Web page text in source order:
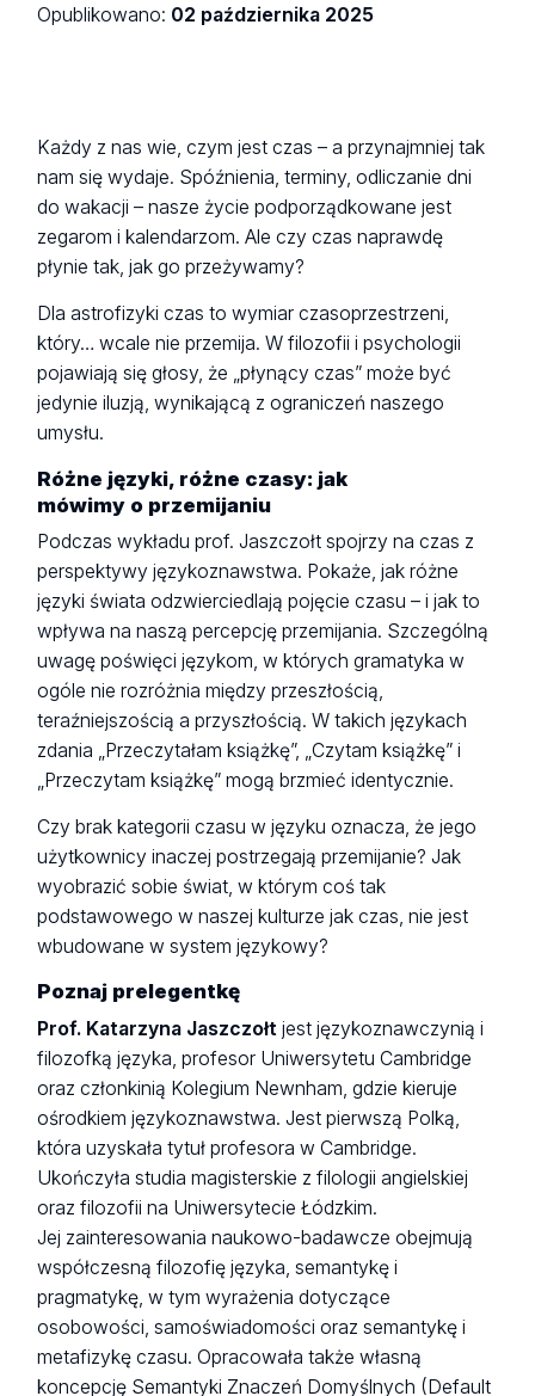
Opublikowano: 02 października 2025
Każdy z nas wie, czym jest czas – a przynajmniej tak
nam się wydaje. Spóźnienia, terminy, odliczanie dni
do wakacji – nasze życie podporządkowane jest
zegarom i kalendarzom. Ale czy czas naprawdę
płynie tak, jak go przeżywamy?
Dla astrofizyki czas to wymiar czasoprzestrzeni,
który… wcale nie przemija. W filozofii i psychologii
pojawiają się głosy, że „płynący czas” może być
jedynie iluzją, wynikającą z ograniczeń naszego
umysłu.
Różne języki, różne czasy: jak
mówimy o przemijaniu
Podczas wykładu prof. Jaszczołt spojrzy na czas z
perspektywy językoznawstwa. Pokaże, jak różne
języki świata odzwierciedlają pojęcie czasu – i jak to
wpływa na naszą percepcję przemijania. Szczególną
uwagę poświęci językom, w których gramatyka w
ogóle nie rozróżnia między przeszłością,
teraźniejszością a przyszłością. W takich językach
zdania „Przeczytałam książkę”, „Czytam książkę” i
„Przeczytam książkę” mogą brzmieć identycznie.
Czy brak kategorii czasu w języku oznacza, że jego
użytkownicy inaczej postrzegają przemijanie? Jak
wyobrazić sobie świat, w którym coś tak
podstawowego w naszej kulturze jak czas, nie jest
wbudowane w system językowy?
Poznaj prelegentkę
Prof. Katarzyna Jaszczołtjest językoznawczynią i
filozofką języka, profesor Uniwersytetu Cambridge
oraz członkinią Kolegium Newnham, gdzie kieruje
ośrodkiem językoznawstwa. Jest pierwszą Polką,
która uzyskała tytuł profesora w Cambridge.
Ukończyła studia magisterskie z filologii angielskiej
oraz filozofii na Uniwersytecie Łódzkim.
Jej zainteresowania naukowo-badawcze obejmują
współczesną filozofię języka, semantykę i
pragmatykę, w tym wyrażenia dotyczące
osobowości, samoświadomości oraz semantykę i
metafizykę czasu. Opracowała także własną
koncepcję Semantyki Znaczeń Domyślnych (Default